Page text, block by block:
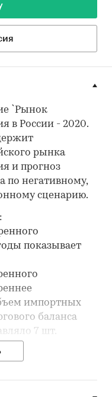
`Рынок
в России - 2020.
рынка
и прогноз
по негативному,
сценарию.
показывает
импортных
баланса
7 шт.
с объемом